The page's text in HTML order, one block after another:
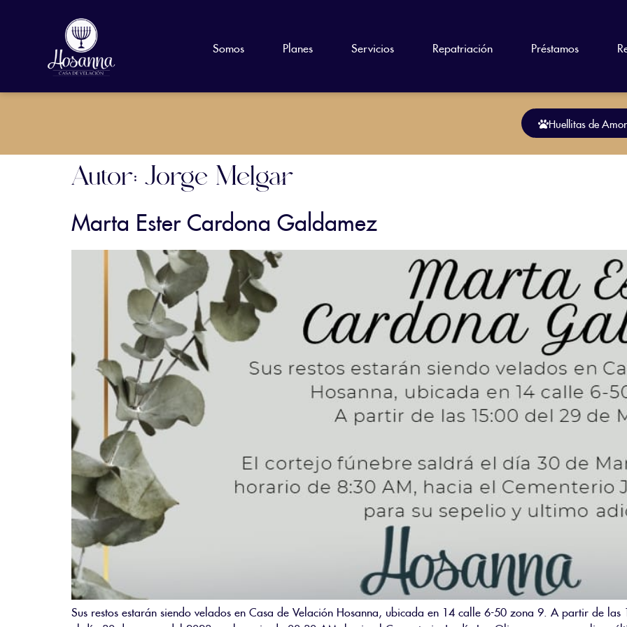
Somos Planes Servicios Repatriación Préstamos
Huellitas de Amor
Autor: Jorge Melgar
Marta Ester Cardona Galdamez
Sus restos estarán siendo velados en Casa de Velación Hosanna, ubicada en 14 calle 6-50 zona 9. A partir de